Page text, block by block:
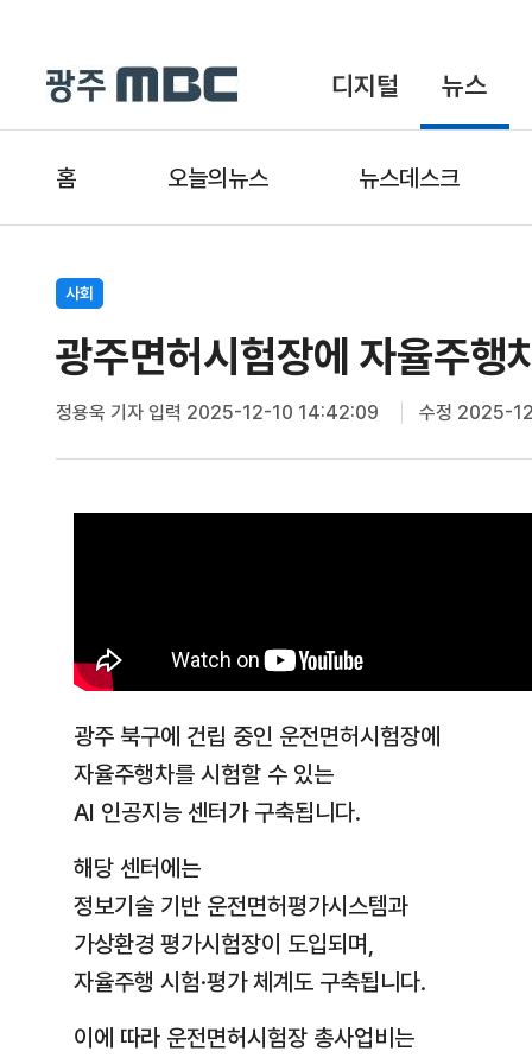
디지털 뉴스
홈 오늘의뉴스 뉴스데스크
사회
광주면허시험장에 자율주행
정용욱 기자입력 2025-12-10 14:42:09 수정 2025-
광주 북구에 건립 중인 운전면허시험장에
자율주행차를 시험할 수 있는
AI 인공지능 센터가 구축됩니다.
해당 센터에는
정보기술 기반 운전면허평가시스템과
가상환경 평가시험장이 도입되며,
자율주행 시험·평가 체계도 구축됩니다.
이에 따라 운전면허시험장 총사업비는